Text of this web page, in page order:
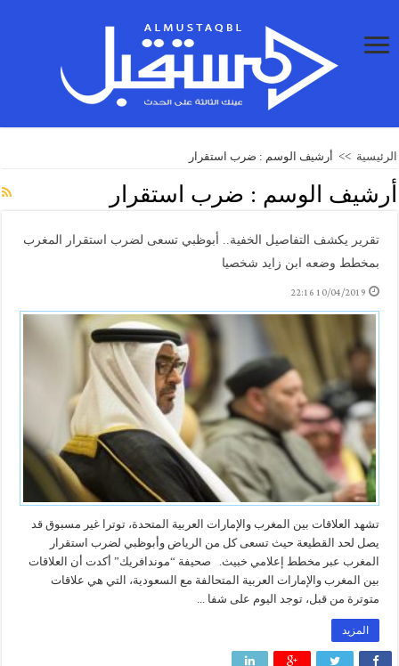
الرئيسية >> أرشيف الوسم : ضرب استقرار
أرشيف الوسم : ضرب استقرار
تقرير يكشف التفاصيل الخفية.. أبوظبي تسعى لضرب استقرار المغرب
بمخطط وضعه ابن زايد شخصيا
10/04/2019 22:16
تشهد العلاقات بين المغرب والإمارات العربية المتحدة، توترا غير مسبوق قد
يصل لحد القطيعة حيث تسعى كل من الرياض وأبوظبي لضرب استقرار
المغرب عبر مخطط إعلامي خبيث. صحيفة “موندافريك” أكدت أن العلاقات
بين المغرب والإمارات العربية المتحالفة مع السعودية، التي هي علاقات
متوترة من قبل، توجد اليوم على شفا ...
المزيد